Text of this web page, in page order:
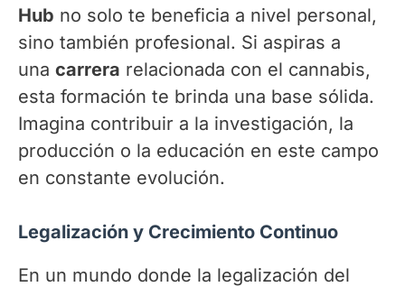
Hub no solo te beneficia a nivel personal,
sino también profesional. Si aspiras a
una carrera relacionada con el cannabis,
esta formación te brinda una base sólida.
Imagina contribuir a la investigación, la
producción o la educación en este campo
en constante evolución.
Legalización y Crecimiento Continuo
En un mundo donde la legalización del